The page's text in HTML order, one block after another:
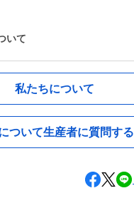
いて
私たちについて
ついて生産者に質問する